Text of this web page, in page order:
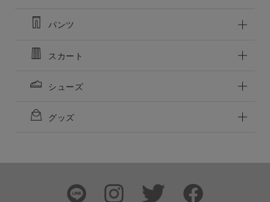
パンツ
スカート
シューズ
グッズ